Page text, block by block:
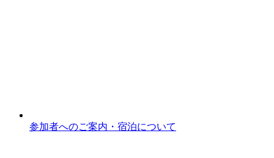
参加者へのご案内・宿泊について